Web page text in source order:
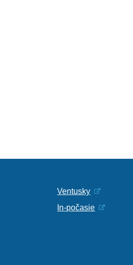
Ventusky
In-počasie